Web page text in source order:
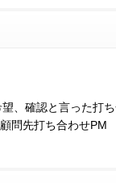
、確認と言った打
問先打ち合わせ